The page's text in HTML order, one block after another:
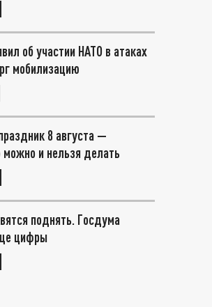
об участии НАТО в атаках
мобилизацию
8 августа —
и нельзя делать
поднять. Госдума
цифры